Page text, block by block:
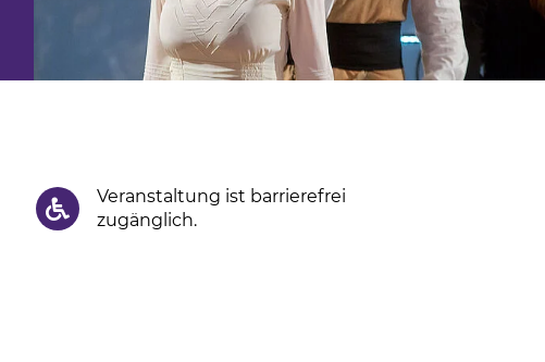
Veranstaltung ist barrierefrei
zugänglich.